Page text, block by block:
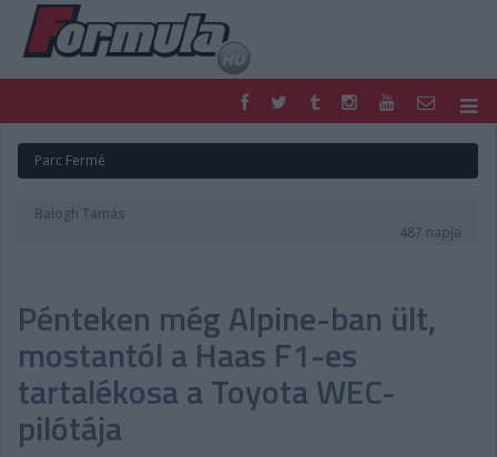
FORMULA
MOTOR
NEMZETKÖZI
DIGITÁLIS MAGAZIN
PONTÁLLÁSOK
VERSENYNAPTÁRAK
Parc Fermé
Balogh Tamás
487 napja
Pénteken még Alpine-ban ült,
mostantól a Haas F1-es
tartalékosa a Toyota WEC-
pilótája